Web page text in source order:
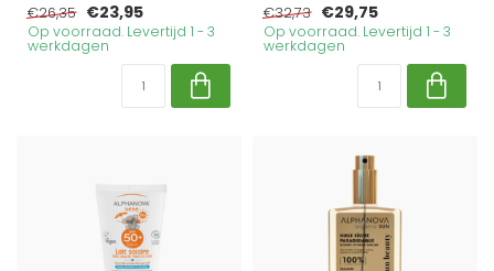
€26,35 €23,95
Op voorraad. Levertijd 1 - 3
werkdagen
€32,73 €29,75
Op voorraad. Levertijd 1 - 3
werkdagen